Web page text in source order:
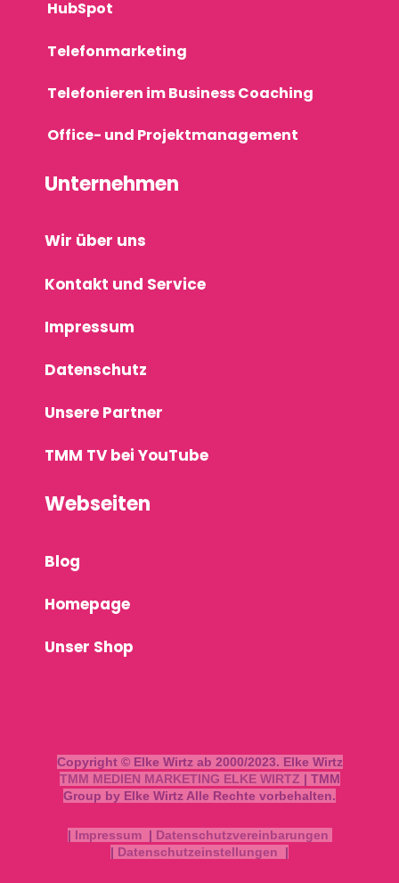
HubSpot
Telefonmarketing
Telefonieren im Business Coaching
Office- und Projektmanagement
Unternehmen
Wir über uns
Kontakt und Service
Impressum
Datenschutz
Unsere Partner
TMM TV bei YouTube
Webseiten
Blog
Homepage
Unser Shop
Copyright © Elke Wirtz ab 2000/2023. Elke Wirtz
TMM MEDIEN MARKETING ELKE WIRTZ | TMM
Group by Elke Wirtz Alle Rechte vorbehalten.
| Impressum | Datenschutzvereinbarungen
| Datenschutzeinstellungen |